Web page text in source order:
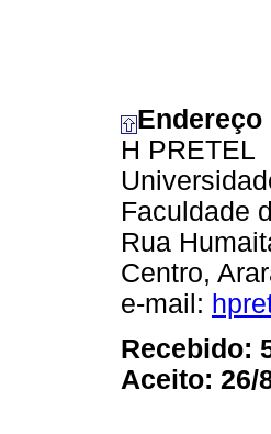
H PRETEL
Faculdade
Rua
Centro,
e-mail:
Recebido:
Aceito: 26/